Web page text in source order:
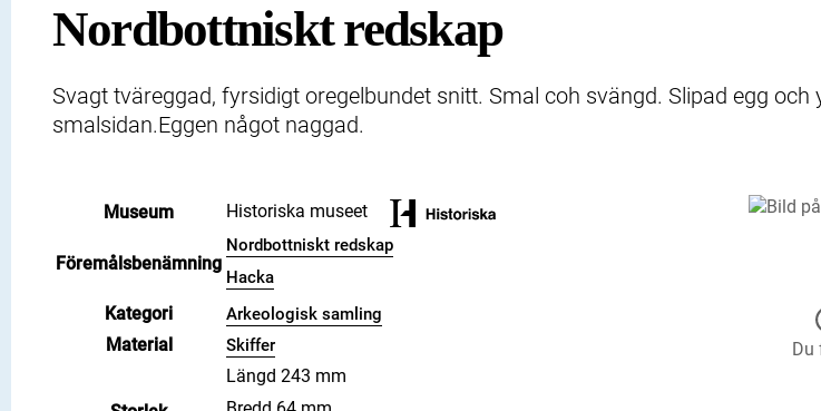
Nordbottniskt redskap
Svagt tväreggad, fyrsidigt oregelbundet snitt. Smal coh svängd. Slipad egg och
smalsidan.Eggen något naggad.
Museum Historiska museet
Föremålsbenämning
Nordbottniskt redskap
Hacka
Kategori Arkeologisk samling
Material Skiffer
Längd 243 mm
Du